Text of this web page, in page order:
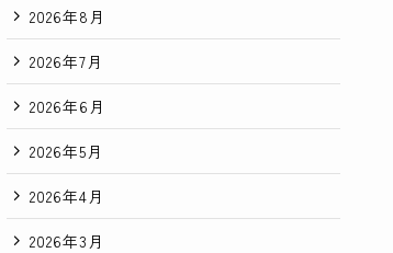
2026年8月
2026年7月
2026年6月
2026年5月
2026年4月
2026年3月